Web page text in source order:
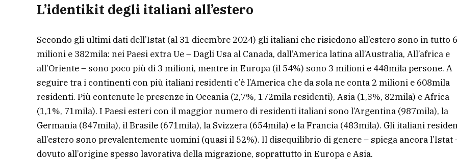
L’identikit degli italiani all’estero
Secondo gli ultimi dati dell’Istat (al 31 dicembre 2024) gli italiani che risiedono all’estero sono in tutto 6
milioni e 382mila: nei Paesi extra Ue – Dagli Usa al Canada, dall’America latina all’Australia, All’africa e
all’Oriente – sono poco più di 3 milioni, mentre in Europa (il 54%) sono 3 milioni e 448mila persone. A
seguire tra i continenti con più italiani residenti c’è l’America che da sola ne conta 2 milioni e 608mila
residenti. Più contenute le presenze in Oceania (2,7%, 172mila residenti), Asia (1,3%, 82mila) e Africa
(1,1%, 71mila). I Paesi esteri con il maggior numero di residenti italiani sono l’Argentina (987mila), la
Germania (847mila), il Brasile (671mila), la Svizzera (654mila) e la Francia (483mila). Gli italiani
all’estero sono prevalentemente uomini (quasi il 52%). Il disequilibrio di genere – spiega ancora l’Istat
dovuto all’origine spesso lavorativa della migrazione, soprattutto in Europa e Asia.